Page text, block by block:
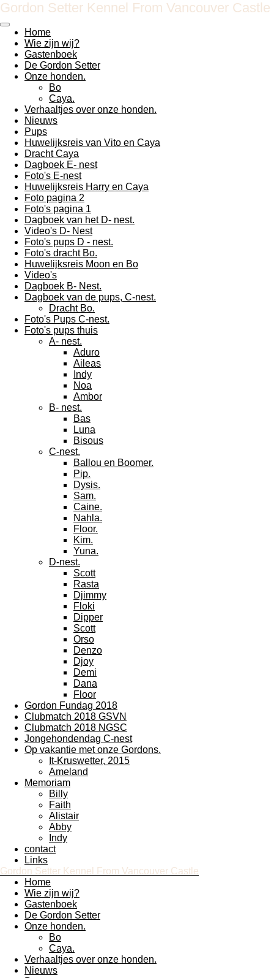
Ga
direct
naar
de
hoofdinhoud
Gordon Setter Kennel From Vancouver Castle
Home
Wie zijn wij?
Gastenboek
De Gordon Setter
Onze honden.
Bo
Caya.
Verhaaltjes over onze honden.
Nieuws
Pups
Huwelijksreis van Vito en Caya
Dracht Caya
Dagboek E- nest
Foto's E-nest
Huwelijksreis Harry en Caya
Foto pagina 2
Foto's pagina 1
Dagboek van het D- nest.
Video's D- Nest
Foto's pups D - nest.
Foto's dracht Bo.
Huwelijksreis Moon en Bo
Video's
Dagboek B- Nest.
Dagboek van de pups, C-nest.
Dracht Bo.
Foto's Pups C-nest.
Foto's pups thuis
A- nest.
Aduro
Aileas
Indy
Noa
Ambor
B- nest.
Bas
Luna
Bisous
C-nest.
Ballou en Boomer.
Pip.
Dysis.
Sam.
Caine.
Nahla.
Floor.
Kim.
Yuna.
D-nest.
Scott
Rasta
Djimmy
Floki
Dipper
Scott
Orso
Denzo
Djoy
Demi
Dana
Floor
Gordon Fundag 2018
Clubmatch 2018 GSVN
Clubmatch 2018 NGSC
Jongehondendag C-nest
Op vakantie met onze Gordons.
It-Kruswetter, 2015
Ameland
Memoriam
Billy
Faith
Alistair
Abby
Indy
contact
Links
Gordon Setter Kennel From Vancouver Castle
Home
Wie zijn wij?
Gastenboek
De Gordon Setter
Onze honden.
Bo
Caya.
Verhaaltjes over onze honden.
Nieuws